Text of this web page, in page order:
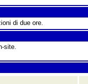
di due ore.
site.